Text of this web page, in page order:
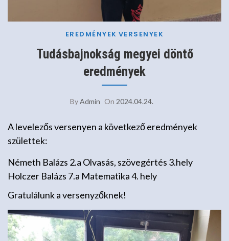
EREDMÉNYEK VERSENYEK
Tudásbajnokság megyei döntő
eredmények
ByAdmin On 2024.04.24.
A levelezős versenyen a következő eredmények
születtek:
Németh Balázs 2.a Olvasás, szövegértés 3.hely
Holczer Balázs 7.a Matematika 4. hely
Gratulálunk a versenyzőknek!